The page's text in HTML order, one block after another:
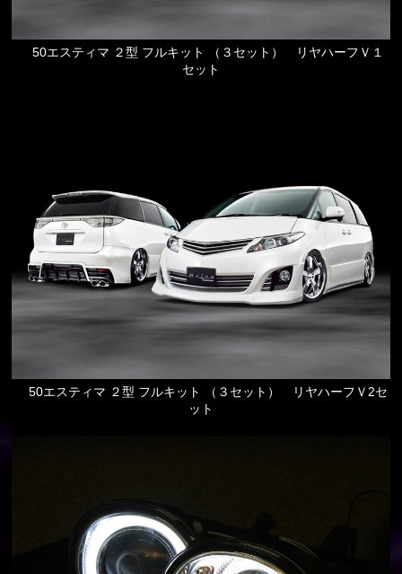
50エスティマ ２型 フルキット （３セット） リヤハーフＶ１
セット
50エスティマ ２型 フルキット （３セット） リヤハーフＶ2セ
ット